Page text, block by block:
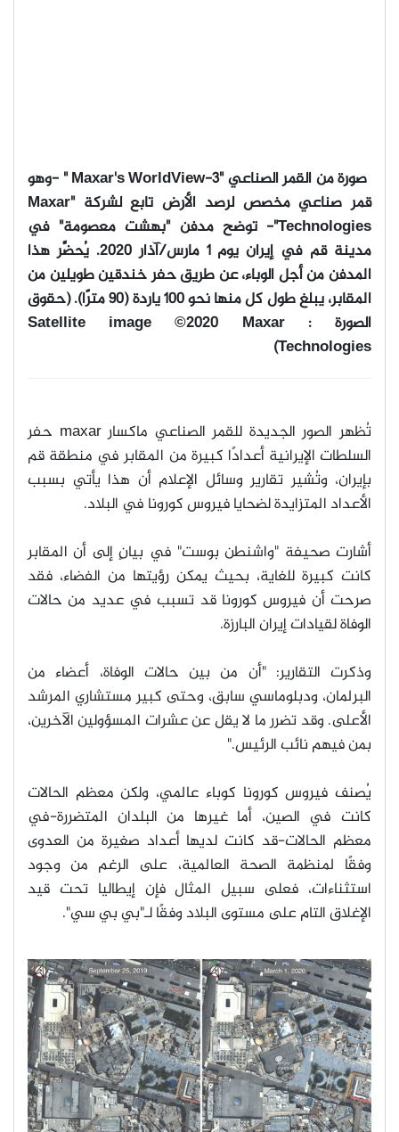
صورة من القمر الصناعي"Maxar's WorldView-3 " -
وهو
قمر صناعي مخصص لرصد الأرض تابع لشركة "Maxar
Technologies"-
توضح مدفن "بهشت معصومة" في
مدينة قم في إيران يوم 1 مارس/آذار 2020. يُحضَّر هذا
المدفن من أجل الوباء، عن طريق حفر خندقين طويلين من
المقابر، يبلغ طول كل منها نحو 100 ياردة (90 مترًا)
.
(حقوق
الصورة
: Satellite image ©2020 Maxar
Technologies)
تُظهر الصور الجديدة للقمر الصناعي ماكسارmaxar
حفر
السلطات الإيرانية أعدادًا كبيرة من المقابر في منطقة قم
بإيران، وتُشير تقارير وسائل الإعلام أن هذا يأتي بسبب
الأعداد المتزايدة لضحايا فيروس كورونا في البلاد.
أشارت صحيفة "واشنطن بوست" في بيانٍ إلى أن المقابر
كانت كبيرة للغاية، بحيث يمكن رؤيتها من الفضاء، فقد
صرحت أن فيروس كورونا قد تسبب في عديد من حالات
الوفاة لقيادات إيران البارزة.
وذكرت التقارير: "أن من بين حالات الوفاة، أعضاء من
البرلمان، ودبلوماسي سابق، وحتى كبير مستشاري المرشد
الأعلى. وقد تضرر ما لا يقل عن عشرات المسؤولين الآخرين،
بمن فيهم نائب الرئيس."
يُصنف فيروس كورونا كوباء عالمي، ولكن معظم الحالات
كانت في الصين، أما غيرها من البلدان المتضررة-في
معظم الحالات-قد كانت لديها أعداد صغيرة من العدوى
وفقًا لمنظمة الصحة العالمية، على الرغم من وجود
استثناءات، فعلى سبيل المثال فإن إيطاليا تحت قيد
الإغلاق التام على مستوى البلاد وفقًا لـ"بي بي سي".